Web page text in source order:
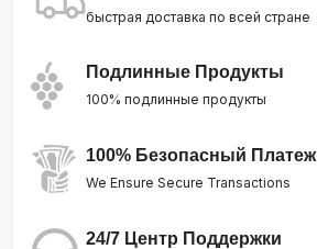
быстрая доставка по всей стране
Подлинные Продукты
100% подлинные продукты
100% Безопасный Платеж
We Ensure Secure Transactions
24/7 Центр Поддержки